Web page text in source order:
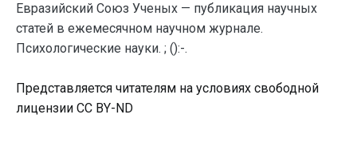
Евразийский Союз Ученых — публикация научных
статей в ежемесячном научном журнале.
Психологические науки. ; ():-.
Представляется читателям на условиях свободной
лицензии CC BY-ND